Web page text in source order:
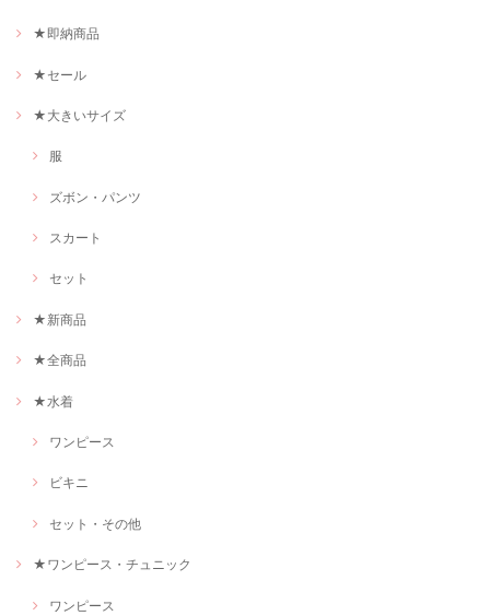
★即納商品
★セール
★大きいサイズ
服
ズボン・パンツ
スカート
セット
★新商品
★全商品
★水着
ワンピース
ビキニ
セット・その他
★ワンピース・チュニック
ワンピース